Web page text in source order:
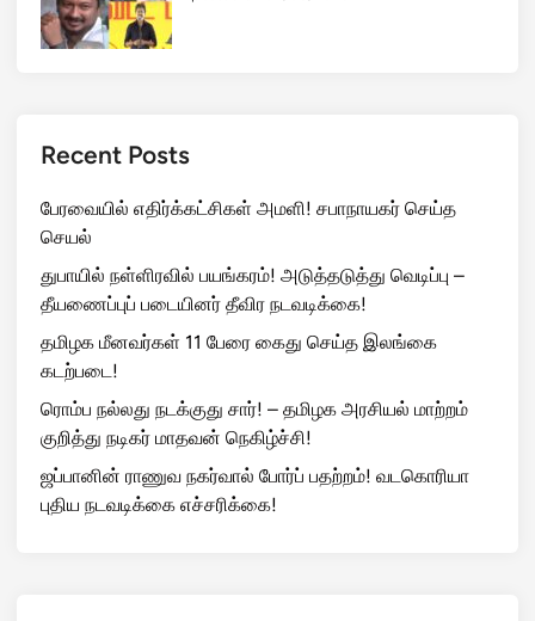
Recent Posts
பேரவையில் எதிர்க்கட்சிகள் அமளி! சபாநாயகர் செய்த
செயல்
துபாயில் நள்ளிரவில் பயங்கரம்! அடுத்தடுத்து வெடிப்பு –
தீயணைப்புப் படையினர் தீவிர நடவடிக்கை!
தமிழக மீனவர்கள் 11 பேரை கைது செய்த இலங்கை
கடற்படை!
ரொம்ப நல்லது நடக்குது சார்! – தமிழக அரசியல் மாற்றம்
குறித்து நடிகர் மாதவன் நெகிழ்ச்சி!
ஜப்பானின் ராணுவ நகர்வால் போர்ப் பதற்றம்! வடகொரியா
புதிய நடவடிக்கை எச்சரிக்கை!